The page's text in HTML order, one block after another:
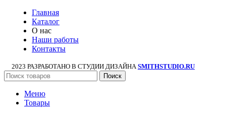
Главная
Каталог
О нас
Наши работы
Контакты
2023 РАЗРАБОТАНО В СТУДИИ ДИЗАЙНАSMITHSTUDIO.RU
Поиск
Меню
Товары